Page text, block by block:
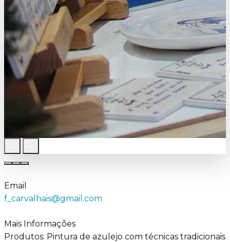
Email
f_carvalhais@gmail.com
Mais Informações
Produtos: Pintura de azulejo com técnicas tradicionais